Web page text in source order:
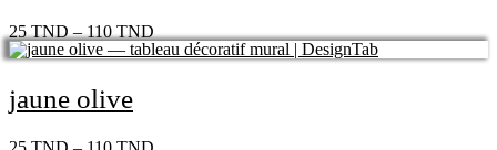
25TND–110TND
jaune olive